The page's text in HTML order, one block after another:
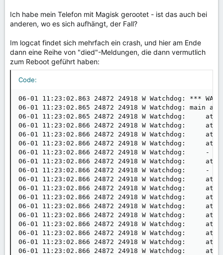
Ich habe mein Telefon mit Magisk gerootet - ist das auch bei
anderen, wo es sich aufhängt, der Fall?
Im logcat findet sich mehrfach ein crash, und hier am Ende
dann eine Reihe von "died"-Meldungen, die dann vermutlich
zum Reboot geführt haben:
Code:
06-01 11:23:02.863 24872 24918 W Watchdog: ***
06-01 11:23:02.865 24872 24918 W Watchdog: main
06-01 11:23:02.865 24872 24918 W Watchdog:     at
06-01 11:23:02.866 24872 24918 W Watchdog:     at
06-01 11:23:02.866 24872 24918 W Watchdog:     at
06-01 11:23:02.866 24872 24918 W Watchdog:     at
06-01 11:23:02.866 24872 24918 W Watchdog:     -
06-01 11:23:02.866 24872 24918 W Watchdog:     at
06-01 11:23:02.866 24872 24918 W Watchdog:     -
06-01 11:23:02.866 24872 24918 W Watchdog:     at
06-01 11:23:02.866 24872 24918 W Watchdog:     at
06-01 11:23:02.866 24872 24918 W Watchdog:     at
06-01 11:23:02.866 24872 24918 W Watchdog:     at
06-01 11:23:02.866 24872 24918 W Watchdog:     at
06-01 11:23:02.866 24872 24918 W Watchdog:     at
06-01 11:23:02.866 24872 24918 W Watchdog:     at
06-01 11:23:02.866 24872 24918 W Watchdog:     at
06-01 11:23:02.866 24872 24918 W Watchdog: